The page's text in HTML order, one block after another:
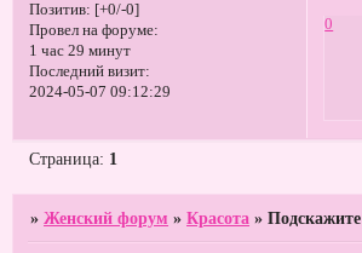
Позитив: [+0/-0]
Провел на форуме:
1 час 29 минут
Последний визит:
2024-05-07 09:12:29
0
Страница: 1
»Женский форум »Красота »Подскажите